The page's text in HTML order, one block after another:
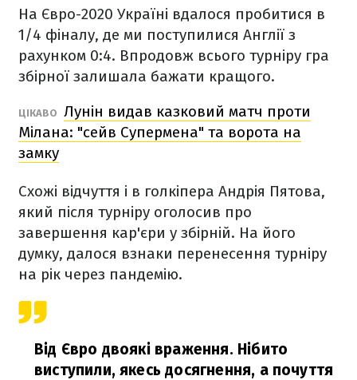
На Євро-2020 Україні вдалося пробитися в
1/4 фіналу, де ми поступилися Англії з
рахунком 0:4. Впродовж всього турніру гра
збірної залишала бажати кращого.
ЦІКАВО Лунін видав казковий матч проти
Мілана: "сейв Супермена" та ворота на
замку
Схожі відчуття і в голкіпера Андрія Пятова,
який після турніру оголосив про
завершення кар'єри у збірній. На його
думку, далося взнаки перенесення турніру
на рік через пандемію.
Від Євро двоякі враження. Нібито
виступили, якесь досягнення, а почуття